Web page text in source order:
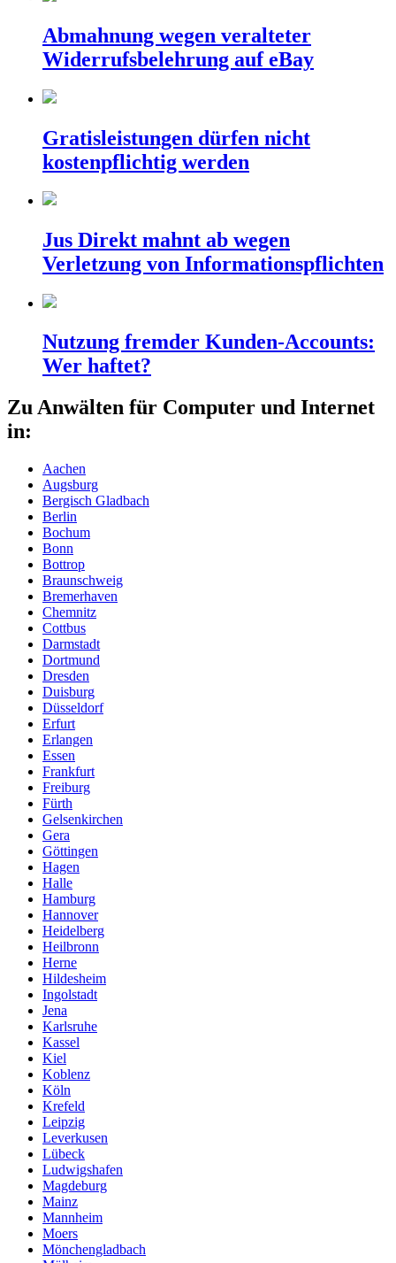
Abmahnung wegen veralteter
Widerrufsbelehrung auf eBay
Gratisleistungen dürfen nicht
kostenpflichtig werden
Jus Direkt mahnt ab wegen
Verletzung von Informationspflichten
Nutzung fremder Kunden-Accounts:
Wer haftet?
Zu Anwälten für Computer und Internet
in:
Aachen
Augsburg
Bergisch Gladbach
Berlin
Bochum
Bonn
Bottrop
Braunschweig
Bremerhaven
Chemnitz
Cottbus
Darmstadt
Dortmund
Dresden
Duisburg
Düsseldorf
Erfurt
Erlangen
Essen
Frankfurt
Freiburg
Fürth
Gelsenkirchen
Gera
Göttingen
Hagen
Halle
Hamburg
Hannover
Heidelberg
Heilbronn
Herne
Hildesheim
Ingolstadt
Jena
Karlsruhe
Kassel
Kiel
Koblenz
Köln
Krefeld
Leipzig
Leverkusen
Lübeck
Ludwigshafen
Magdeburg
Mainz
Mannheim
Moers
Mönchengladbach